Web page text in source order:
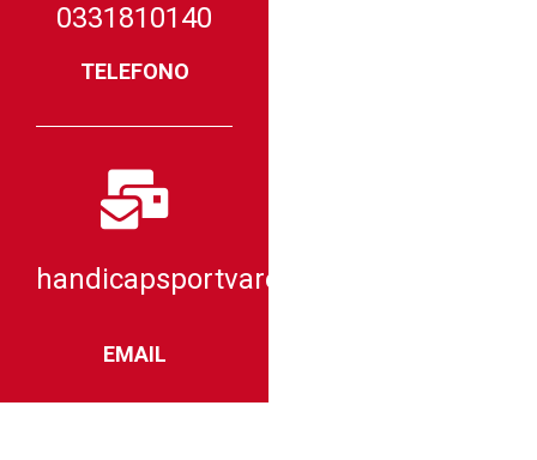
0331810140
TELEFONO
handicapsportvarese@libero.it
EMAIL